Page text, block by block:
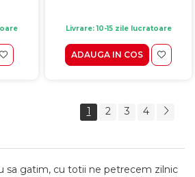
Livrare: 10-15 zile lucratoare
ADAUGA IN COS
1 2 3 4
sa gatim, cu totii ne petrecem zilnic